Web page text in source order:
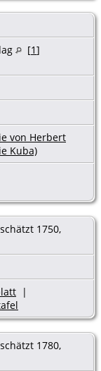
[1]
von Herbert
Kuba)
1750,
|
1780,